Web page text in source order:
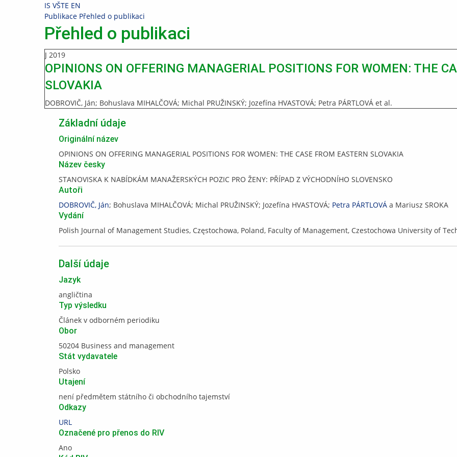
IS VŠTE EN
>
Publikace >
Přehled o publikaci
Přehled o publikaci
J 2019
OPINIONS ON OFFERING MANAGERIAL POSITIONS FOR WOMEN: THE
SLOVAKIA
DOBROVIČ, Ján; Bohuslava MIHALČOVÁ; Michal PRUŽINSKÝ; Jozefína HVASTOVÁ; Petra PÁRTLOVÁ et al.
Základní údaje
Originální název
OPINIONS ON OFFERING MANAGERIAL POSITIONS FOR WOMEN: THE CASE FROM EASTERN SLOVAKIA
Název česky
STANOVISKA K NABÍDKÁM MANAŽERSKÝCH POZIC PRO ŽENY: PŘÍPAD Z VÝCHODNÍHO SLOVENSKO
Autoři
DOBROVIČ, Ján; Bohuslava MIHALČOVÁ; Michal PRUŽINSKÝ; Jozefína HVASTOVÁ; Petra PÁRTLOVÁ a Mariusz SROKA
Vydání
Polish Journal of Management Studies, Częstochowa, Poland, Faculty of Management, Czestochowa University of
Další údaje
Jazyk
angličtina
Typ výsledku
Článek v odborném periodiku
Obor
50204 Business and management
Stát vydavatele
Polsko
Utajení
není předmětem státního či obchodního tajemství
Odkazy
URL
Označené pro přenos do RIV
Ano